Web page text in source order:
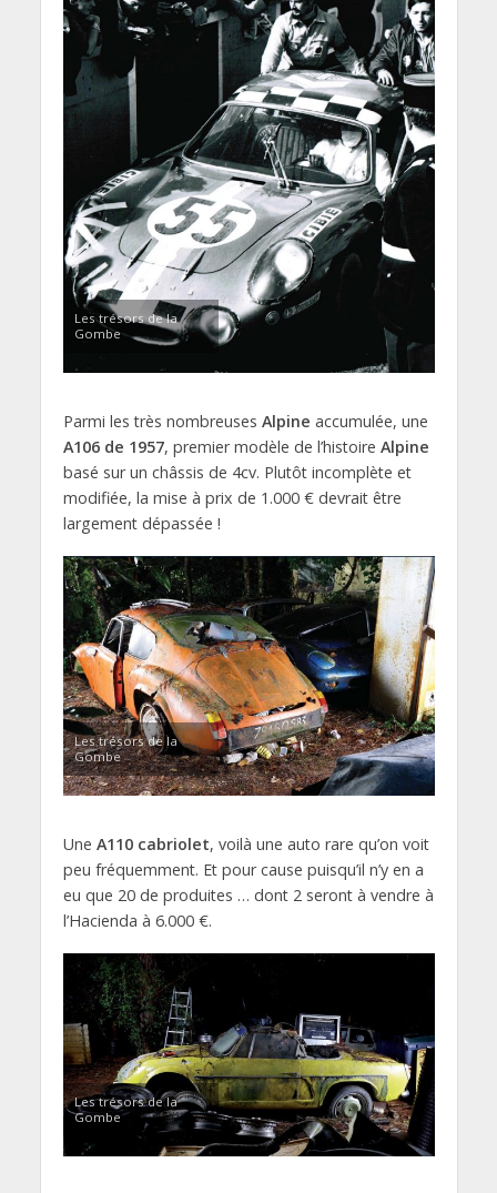
Les trésors de la
Gombe
Parmi les très nombreuses Alpine accumulée, une
A106 de 1957, premier modèle de l’histoire Alpine
basé sur un châssis de 4cv. Plutôt incomplète et
modifiée, la mise à prix de 1.000 € devrait être
largement dépassée !
Les trésors de la
Gombe
Une A110 cabriolet, voilà une auto rare qu’on voit
peu fréquemment. Et pour cause puisqu’il n’y en a
eu que 20 de produites … dont 2 seront à vendre à
l’Hacienda à 6.000 €.
Les trésors de la
Gombe